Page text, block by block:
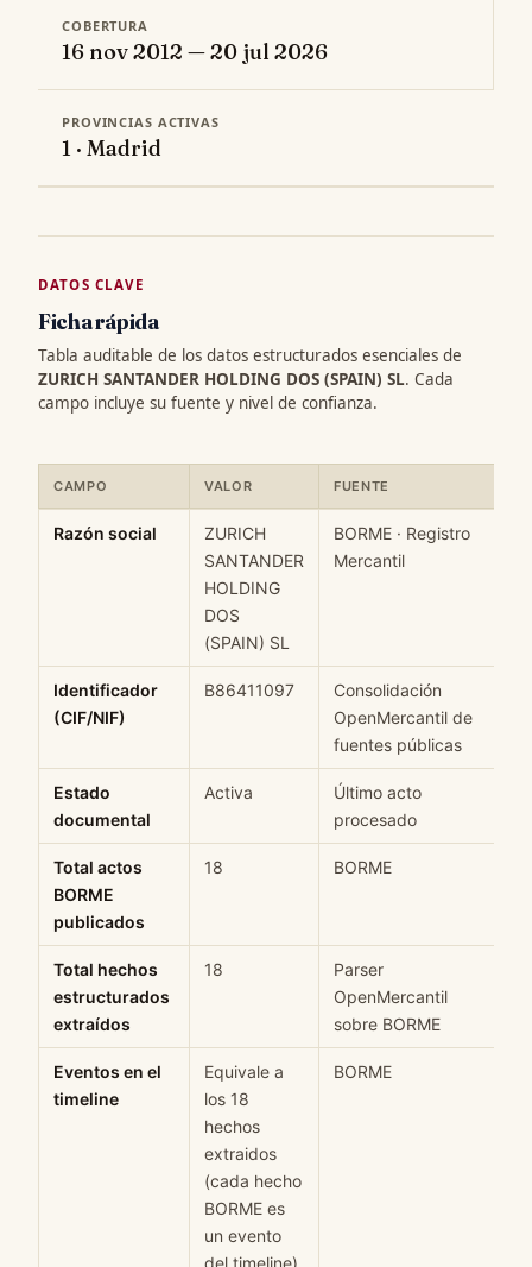
COBERTURA
16 nov 2012 — 20 jul 2026
PROVINCIAS ACTIVAS
1 · Madrid
DATOS CLAVE
Ficha rápida
Tabla auditable de los datos estructurados esenciales de
ZURICH SANTANDER HOLDING DOS (SPAIN) SL. Cada
campo incluye su fuente y nivel de confianza.
CAMPO VALOR FUENTE
Razón social
ZURICH
SANTANDER
HOLDING
DOS
(SPAIN) SL
BORME · Registro
Mercantil
Identificador
(CIF/NIF)
B86411097
Consolidación
OpenMercantil de
fuentes públicas
Estado
documental
Activa
Último acto
procesado
Total actos
BORME
publicados
18 BORME
Total hechos
estructurados
extraídos
18
Parser
OpenMercantil
sobre BORME
Eventos en el
timeline
Equivale a
los 18
hechos
extraidos
(cada hecho
BORME es
un evento
del timeline)
BORME